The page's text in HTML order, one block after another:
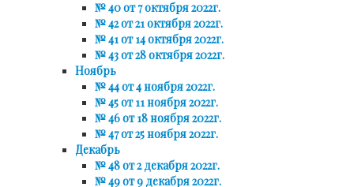
№ 40 от 7 октября 2022г.
№ 42 от 21 октября 2022г.
№ 41 от 14 октября 2022г.
№ 43 от 28 октября 2022г.
Ноябрь
№ 44 от 4 ноября 2022г.
№ 45 от 11 ноября 2022г.
№ 46 от 18 ноября 2022г.
№ 47 от 25 ноября 2022г.
Декабрь
№ 48 от 2 декабря 2022г.
№ 49 от 9 декабря 2022г.